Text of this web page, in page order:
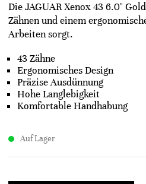
Die JAGUAR Xenox 43 6.0"
Zähnen und einem
Arbeiten sorgt.
43 Zähne
Ergonomisches Design
Präzise Ausdünnung
Hohe Langlebigkeit
Komfortable Handhabung
Auf Lager